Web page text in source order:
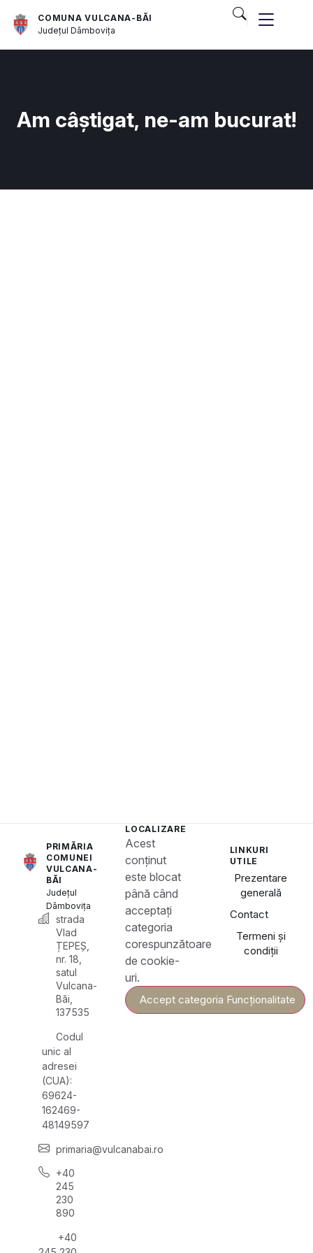
COMUNA VULCANA-BĂI
JudețulDâmbovița
Am câștigat, ne-am bucurat!
PRIMĂRIA
COMUNEI
VULCANA-
BĂI
Județul
Dâmbovița
strada
Vlad
ȚEPEȘ,
nr. 18,
satul
Vulcana-
Băi,
137535
Codul
unic al
adresei
(CUA):
69624-
162469-
48149597
primaria@vulcanabai.ro
+40
245
230
890
+40
LOCALIZARE
Acest
conținut
este blocat
până când
acceptați
categoria
corespunzătoare
de cookie-
uri.
Accept categoria Funcționalitate
LINKURI
UTILE
Prezentare
generală
Contact
Termeni și
condiții